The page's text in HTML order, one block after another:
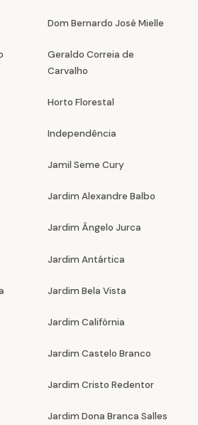
Dom Bernardo José Mielle
Geraldo Correia de
Carvalho
Horto Florestal
Independência
Jamil Seme Cury
Jardim Alexandre Balbo
Jardim Ângelo Jurca
Jardim Antártica
Jardim Bela Vista
Jardim Califórnia
Jardim Castelo Branco
Jardim Cristo Redentor
Jardim Dona Branca Salles